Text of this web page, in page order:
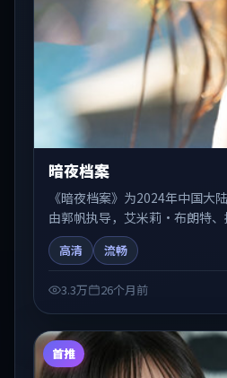
暗夜档案
《暗夜档案》为2024年中国大
由郭帆执导，艾米莉·布朗特
出演。剧情在人物弧光与节奏推
力与视听质感。适合关注国产在
高清 流畅
3.3万 26个月前
首推